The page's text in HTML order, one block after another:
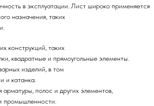
в эксплуатации. Лист широко применяется
назначения, таких
конструкций, таких
квадратные и прямоугольные элементы.
изделий, в том
и катанка.
полос и других элементов,
промышленности.